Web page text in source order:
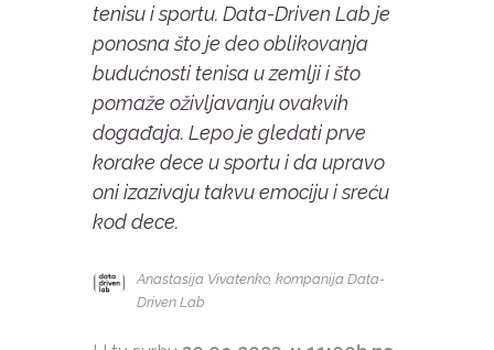
tenisu i sportu. Data-Driven Lab je
ponosna što je deo oblikovanja
budućnosti tenisa u zemlji i što
pomaže oživljavanju ovakvih
događaja. Lepo je gledati prve
korake dece u sportu i da upravo
oni izazivaju takvu emociju i sreću
kod dece.
Anastasija Vivatenko, kompanija Data-
Driven Lab